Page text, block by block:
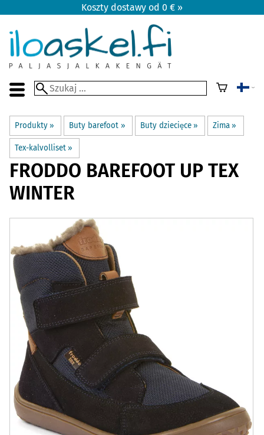
Koszty dostawy od 0 € »
Produkty ‪» Buty barefoot ‪» Buty dziecięce ‪» Zima ‪»
Tex-kalvolliset ‪»
FRODDO BAREFOOT UP TEX
WINTER